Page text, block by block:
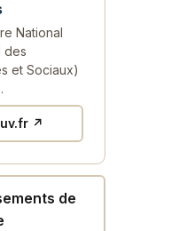
National
des
et Sociaux)
↗
de